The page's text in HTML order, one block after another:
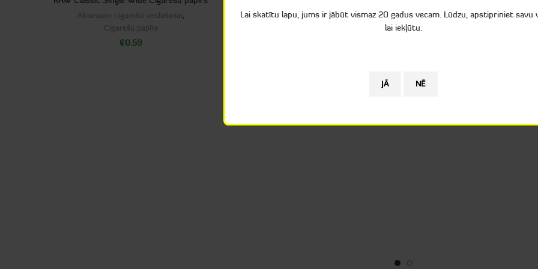
,
€0.59
8mm
Aksesuāri cigarešu
Lai skatītu lapu, jums ir jābūt vismaz 20 gadus vecam. Lūdzu, apstipriniet savu
lai iekļūtu.